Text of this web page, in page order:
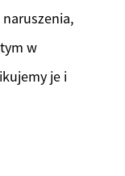
w
je i